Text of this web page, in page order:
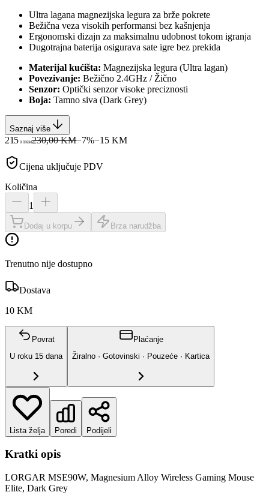
Ultra lagana magnezijska legura za brže pokrete
Bežična veza visokih performansi bez kašnjenja
Ergonomski dizajn za maksimalnu udobnost tokom igranja
Dugotrajna baterija osigurava sate igre bez prekida
Materijal kućišta: Magnezijska legura (Ultra lagan)
Povezivanje: Bežično 2.4GHz / Žično
Senzor: Optički senzor visoke preciznosti
Boja: Tamno siva (Dark Grey)
Saznaj više
215 00KM230,00 KM−7%−15 KM
Cijena uključuje PDV
Količina
1
Dodaj u korpu Brza narudžba
Trenutno nije dostupno
Dostava
10 KM
Povrat
U roku 15 dana
Plaćanje
Žiralno · Gotovinski · Pouzeće · Kartica
Lista želja Poredi Podijeli
Kratki opis
LORGAR MSE90W, Magnesium Alloy Wireless Gaming Mouse
Elite, Dark Grey